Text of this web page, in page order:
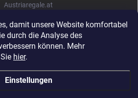
damit unsere Website komfortabel
durch die Analyse des
können. Mehr
hier.
Einstellungen
Austriaregale.at